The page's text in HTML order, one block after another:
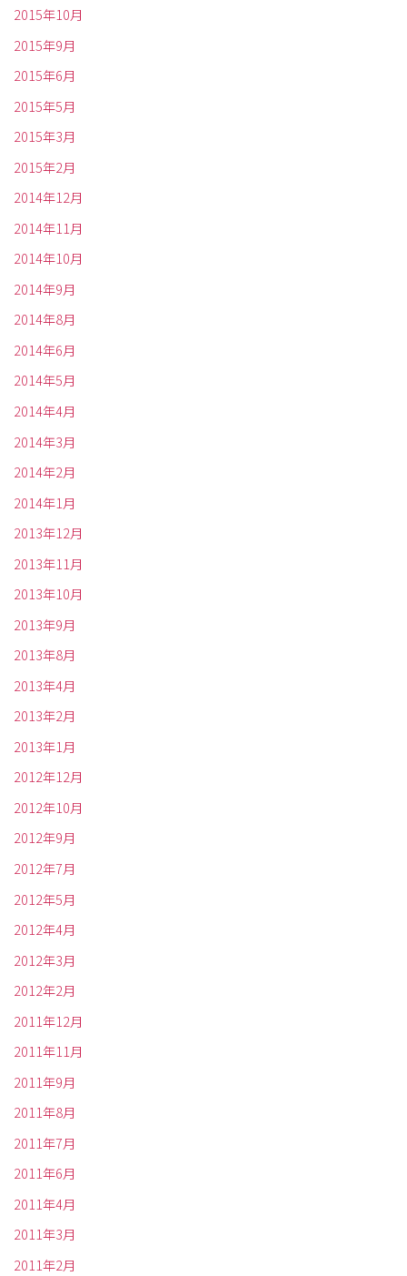
2015年10月
2015年9月
2015年6月
2015年5月
2015年3月
2015年2月
2014年12月
2014年11月
2014年10月
2014年9月
2014年8月
2014年6月
2014年5月
2014年4月
2014年3月
2014年2月
2014年1月
2013年12月
2013年11月
2013年10月
2013年9月
2013年8月
2013年4月
2013年2月
2013年1月
2012年12月
2012年10月
2012年9月
2012年7月
2012年5月
2012年4月
2012年3月
2012年2月
2011年12月
2011年11月
2011年9月
2011年8月
2011年7月
2011年6月
2011年4月
2011年3月
2011年2月